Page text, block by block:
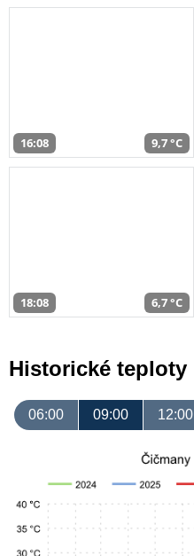
16:08 9,7 °C
18:08 6,7 °C
Historické teploty
06:00 09:00 12:00